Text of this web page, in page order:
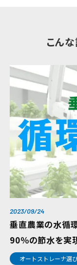
こん
2023/09/24
垂直農業の水循
90％の節水を実
オートストレーナ選